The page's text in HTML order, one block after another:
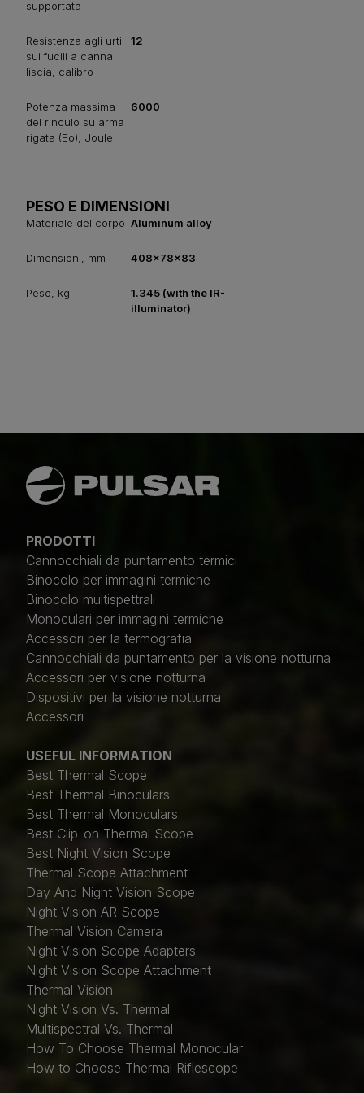
supportata
Resistenza agli urti
sui fucili a canna
liscia, calibro
12
Potenza massima
del rinculo su arma
rigata (Eo), Joule
6000
PESO E DIMENSIONI
Materiale del corpo Aluminum alloy
Dimensioni, mm 408x78x83
Peso, kg
1.345 (with the IR-
illuminator)
PRODOTTI
Cannocchiali da puntamento termici
Binocolo per immagini termiche
Binocolo multispettrali
Monoculari per immagini termiche
Accessori per la termografia
Cannocchiali da puntamento per la visione notturna
Accessori per visione notturna
Dispositivi per la visione notturna
Accessori
USEFUL INFORMATION
Best Thermal Scope
Best Thermal Binoculars
Best Thermal Monoculars
Best Clip-on Thermal Scope
Best Night Vision Scope
Thermal Scope Attachment
Day And Night Vision Scope
Night Vision AR Scope
Thermal Vision Camera
Night Vision Scope Adapters
Night Vision Scope Attachment
Thermal Vision
Night Vision Vs. Thermal
Multispectral Vs. Thermal
How To Choose Thermal Monocular
How to Choose Thermal Riflescope